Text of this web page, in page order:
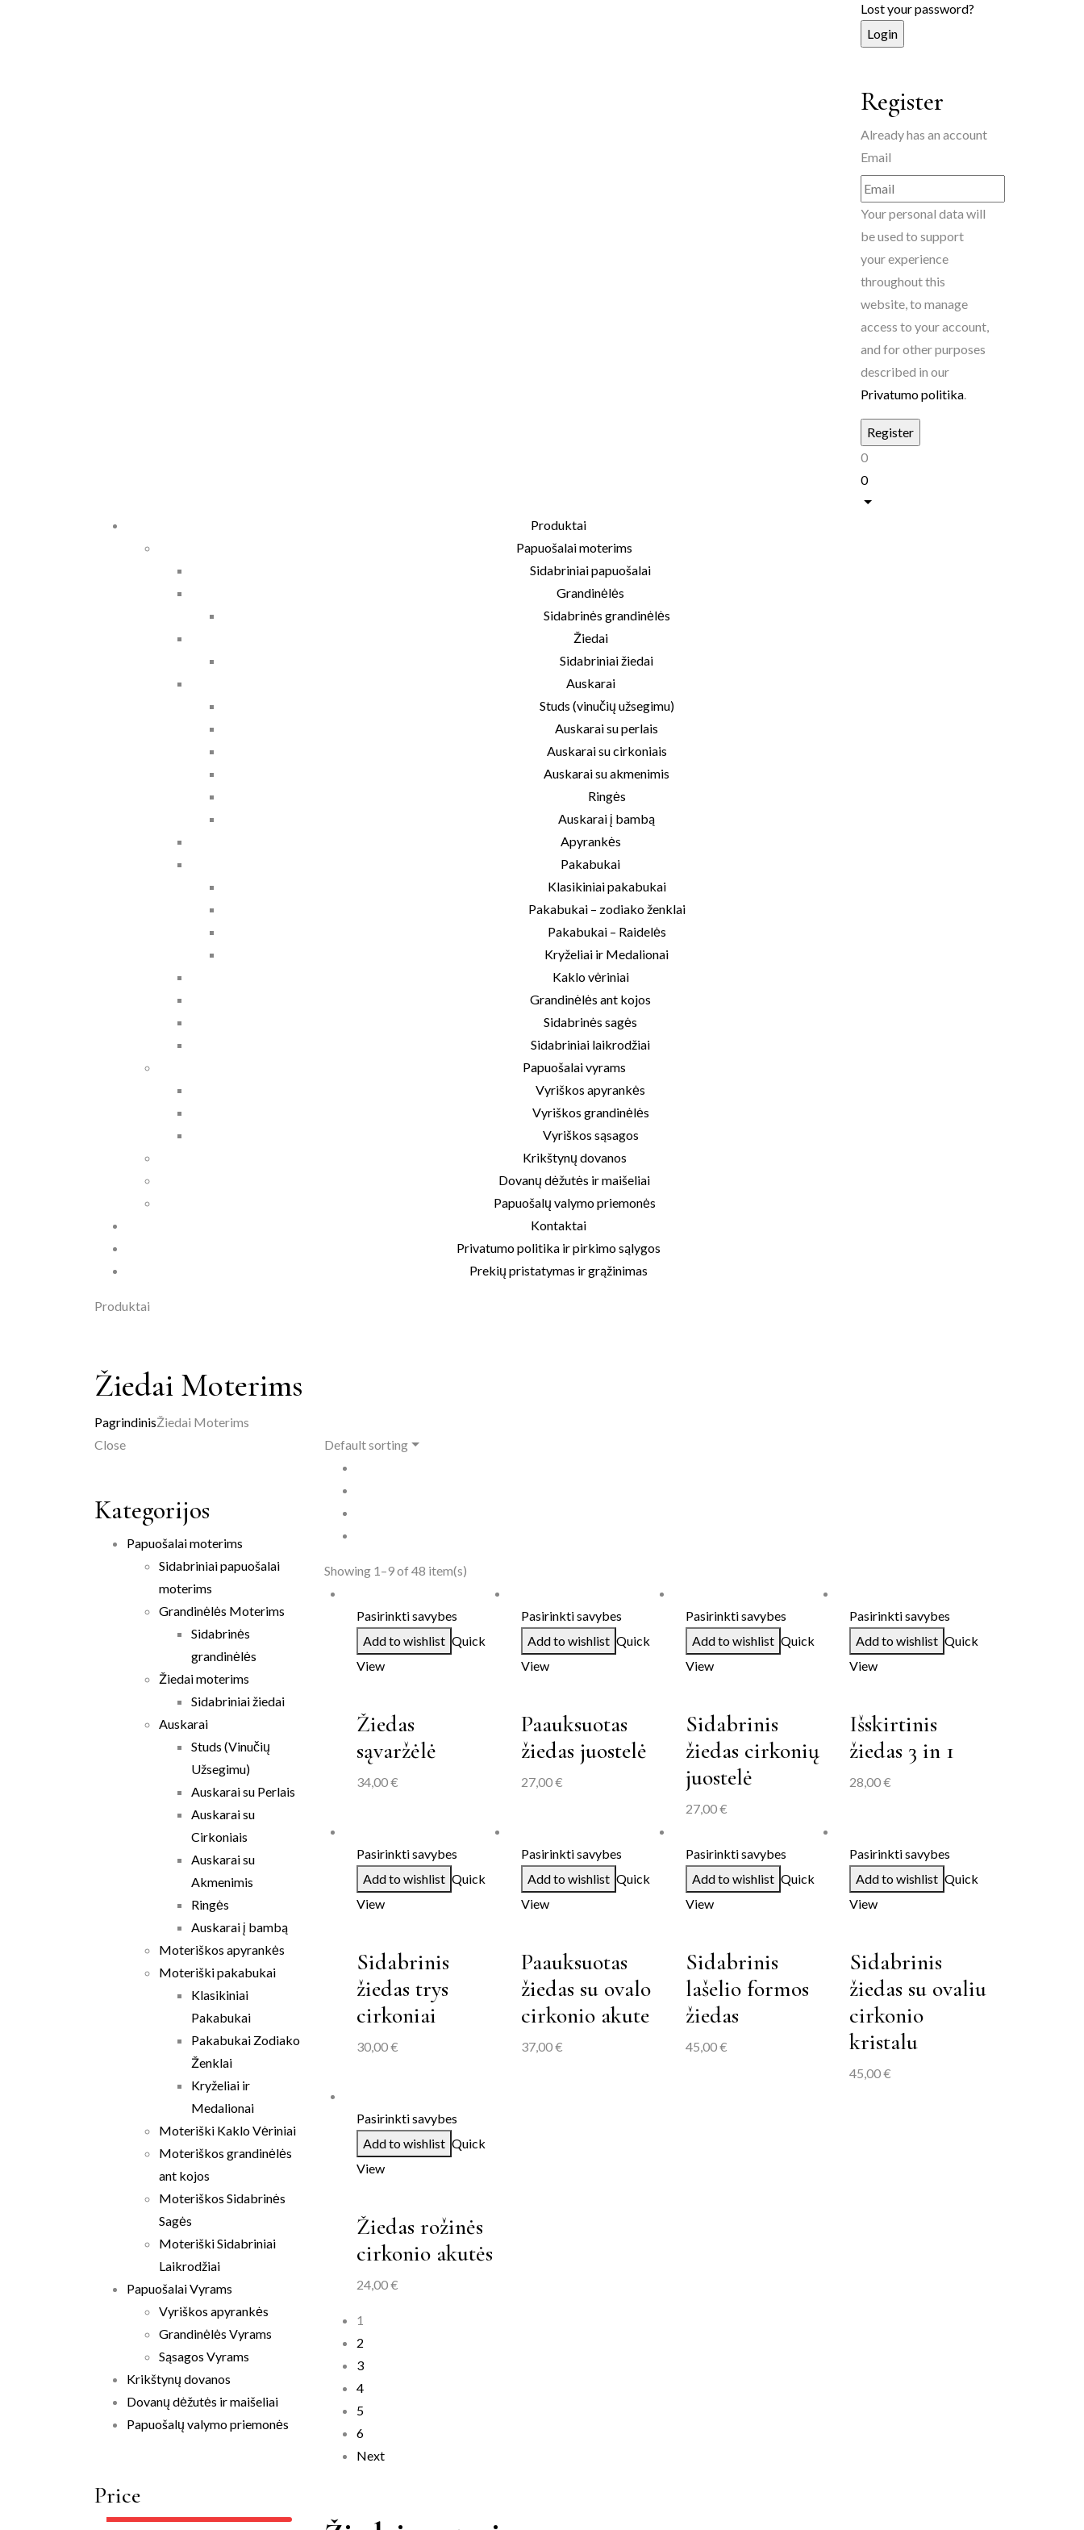
Lost your password?
Register
Already has an account
Email
Your personal data will
be used to support
your experience
throughout this
website, to manage
access to your account,
and for other purposes
described in our
Privatumo politika.
0
0
Produktai
Papuošalai moterims
Sidabriniai papuošalai
Grandinėlės
Sidabrinės grandinėlės
Žiedai
Sidabriniai žiedai
Auskarai
Studs (vinučių užsegimu)
Auskarai su perlais
Auskarai su cirkoniais
Auskarai su akmenimis
Ringės
Auskarai į bambą
Apyrankės
Pakabukai
Klasikiniai pakabukai
Pakabukai – zodiako ženklai
Pakabukai – Raidelės
Kryželiai ir Medalionai
Kaklo vėriniai
Grandinėlės ant kojos
Sidabrinės sagės
Sidabriniai laikrodžiai
Papuošalai vyrams
Vyriškos apyrankės
Vyriškos grandinėlės
Vyriškos sąsagos
Krikštynų dovanos
Dovanų dėžutės ir maišeliai
Papuošalų valymo priemonės
Kontaktai
Privatumo politika ir pirkimo sąlygos
Prekių pristatymas ir grąžinimas
Produktai
Žiedai Moterims
PagrindinisŽiedai Moterims
Close
Kategorijos
Papuošalai moterims
Sidabriniai papuošalai
moterims
Grandinėlės Moterims
Sidabrinės
grandinėlės
Žiedai moterims
Sidabriniai žiedai
Auskarai
Studs (Vinučių
Užsegimu)
Auskarai su Perlais
Auskarai su
Cirkoniais
Auskarai su
Akmenimis
Ringės
Auskarai į bambą
Moteriškos apyrankės
Moteriški pakabukai
Klasikiniai
Pakabukai
Pakabukai Zodiako
Ženklai
Kryželiai ir
Medalionai
Moteriški Kaklo Vėriniai
Moteriškos grandinėlės
ant kojos
Moteriškos Sidabrinės
Sagės
Moteriški Sidabriniai
Laikrodžiai
Papuošalai Vyrams
Vyriškos apyrankės
Grandinėlės Vyrams
Sąsagos Vyrams
Krikštynų dovanos
Dovanų dėžutės ir maišeliai
Papuošalų valymo priemonės
Price
Default sorting
Showing 1–9 of 48 item(s)
Pasirinkti savybes
Add to wishlist Quick
View
Žiedas
sąvaržėlė
34,00€
Pasirinkti savybes
Add to wishlist Quick
View
Paauksuotas
žiedas juostelė
27,00€
Pasirinkti savybes
Add to wishlist Quick
View
Sidabrinis
žiedas cirkonių
juostelė
27,00€
Pasirinkti savybes
Add to wishlist Quick
View
Išskirtinis
žiedas 3 in 1
28,00€
Pasirinkti savybes
Add to wishlist Quick
View
Sidabrinis
žiedas trys
cirkoniai
30,00€
Pasirinkti savybes
Add to wishlist Quick
View
Paauksuotas
žiedas su ovalo
cirkonio akute
37,00€
Pasirinkti savybes
Add to wishlist Quick
View
Sidabrinis
lašelio formos
žiedas
45,00€
Pasirinkti savybes
Add to wishlist Quick
View
Sidabrinis
žiedas su ovaliu
cirkonio
kristalu
45,00€
Pasirinkti savybes
Add to wishlist Quick
View
Žiedas rožinės
cirkonio akutės
24,00€
1
2
3
4
5
6
Next